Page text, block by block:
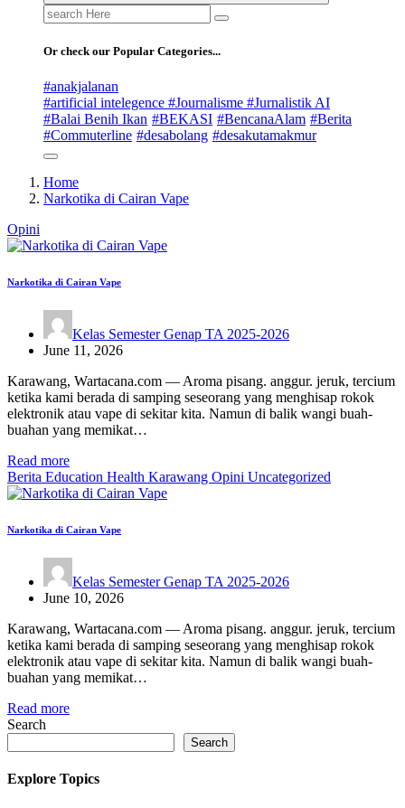
Search
for:
Or check our Popular Categories...
#anakjalanan
#artificial intelegence #Journalisme #Jurnalistik AI
#Balai Benih Ikan #BEKASI #BencanaAlam #Berita
#Commuterline #desabolang #desakutamakmur
Home
Narkotika di Cairan Vape
Opini
Narkotika di Cairan Vape
Kelas Semester Genap TA 2025-2026
June 11, 2026
Karawang, Wartacana.com — Aroma pisang. anggur. jeruk, tercium
ketika kami berada di samping seseorang yang menghisap rokok
elektronik atau vape di sekitar kita. Namun di balik wangi buah-
buahan yang memikat…
Read more
Berita Education Health Karawang Opini Uncategorized
Narkotika di Cairan Vape
Kelas Semester Genap TA 2025-2026
June 10, 2026
Karawang, Wartacana.com — Aroma pisang. anggur. jeruk, tercium
ketika kami berada di samping seseorang yang menghisap rokok
elektronik atau vape di sekitar kita. Namun di balik wangi buah-
buahan yang memikat…
Read more
Search
Search
Explore Topics